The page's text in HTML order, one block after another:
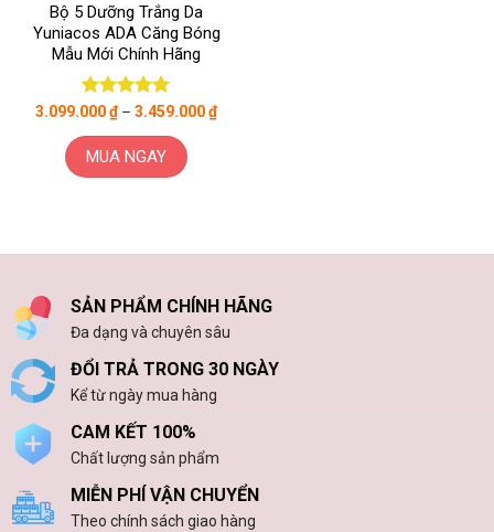
Bộ 5 Dưỡng Trắng Da
Yuniacos ADA Căng Bóng
Mẫu Mới Chính Hãng
Được xếp
sao
3.099.000₫– 3.459.000₫
MUA NGAY
có
biến
thể.
tùy
chọn
có
thể
được
chọn
trên
SẢN PHẨM CHÍNH HÃNG
Đa dạng và chuyên sâu
ĐỔI TRẢ TRONG 30 NGÀY
Kể từ ngày mua hàng
CAM KẾT 100%
Chất lượng sản phẩm
MIỄN PHÍ VẬN CHUYỂN
Theo chính sách giao hàng